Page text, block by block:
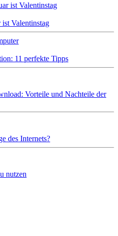
Valentinstag
11 perfekte Tipps
Vorteile und Nachteile der
des Internets?
nutzen